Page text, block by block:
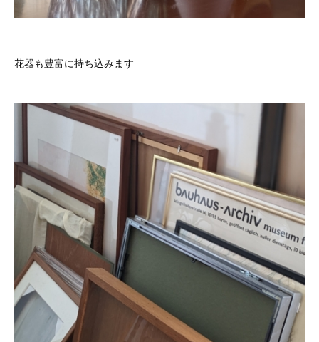
花器も豊富に持ち込みます